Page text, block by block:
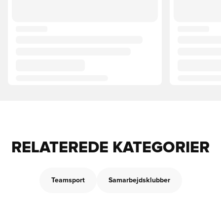
RELATEREDE KATEGORIER
Teamsport Samarbejdsklubber